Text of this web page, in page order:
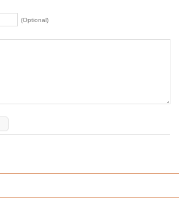
(Optional)